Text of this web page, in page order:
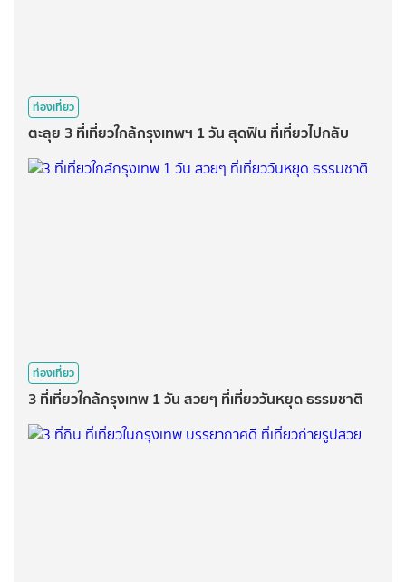
ท่องเที่ยว
ตะลุย 3 ที่เที่ยวใกล้กรุงเทพฯ 1 วัน สุดฟิน ที่เที่ยวไปกลับ
ท่องเที่ยว
3 ที่เที่ยวใกล้กรุงเทพ 1 วัน สวยๆ ที่เที่ยววันหยุด ธรรมชาติ